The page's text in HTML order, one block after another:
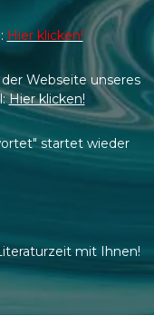
Hier klicken!
Webseite unseres
Hier klicken!
startet wieder
mit Ihnen!